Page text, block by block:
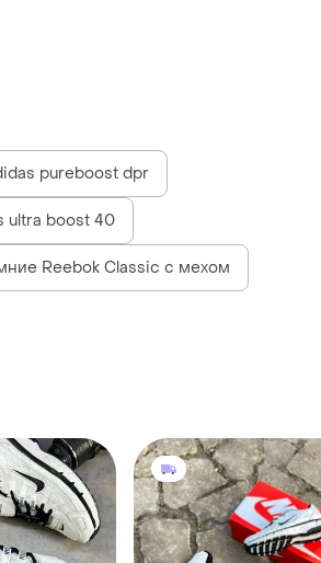
pureboost dpr
ultra boost 40
Reebok Classic с мехом